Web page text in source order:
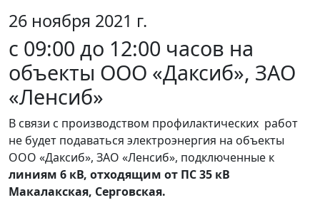
26 ноября 2021 г.
c 09:00 до 12:00 часов на
объекты ООО «Даксиб», ЗАО
«Ленсиб»
В связи с производством профилактических работ
не будет подаваться электроэнергия на объекты
ООО «Даксиб», ЗАО «Ленсиб», подключенные к
линиям 6 кВ, отходящим от ПС 35 кВ
Макалакская, Серговская.